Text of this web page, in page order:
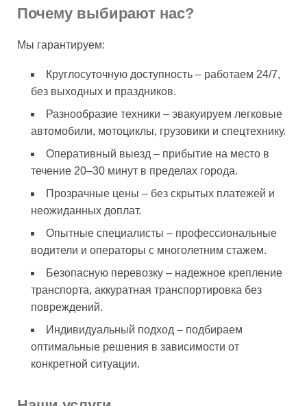
Почему выбирают нас?
Мы гарантируем:
Круглосуточную доступность – работаем 24/7,
без выходных и праздников.
Разнообразие техники – эвакуируем легковые
автомобили, мотоциклы, грузовики и спецтехнику.
Оперативный выезд – прибытие на место в
течение 20–30 минут в пределах города.
Прозрачные цены – без скрытых платежей и
неожиданных доплат.
Опытные специалисты – профессиональные
водители и операторы с многолетним стажем.
Безопасную перевозку – надежное крепление
транспорта, аккуратная транспортировка без
повреждений.
Индивидуальный подход – подбираем
оптимальные решения в зависимости от
конкретной ситуации.